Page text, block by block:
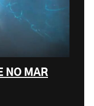
NO MAR